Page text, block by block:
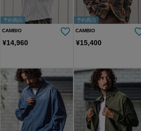
予約商品
CAMBIO
¥14,960
予約商品
CAMBIO
¥15,400